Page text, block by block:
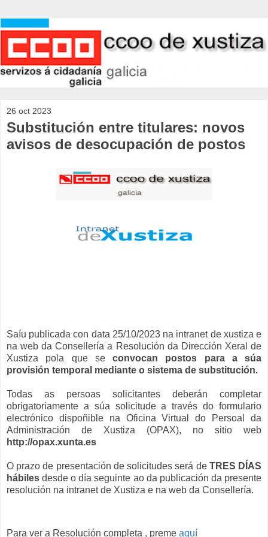
26 oct 2023
Substitución entre titulares: novos
avisos de desocupación de postos
Saíu publicada con data 25/10/2023 na intranet de xustiza e
na web da Consellería a Resolución da Dirección Xeral de
Xustiza pola que se convocan postos para a súa
provisión temporal mediante o sistema de substitución.
Todas as persoas solicitantes deberán completar
obrigatoriamente a súa solicitude a través do formulario
electrónico dispoñible na Oficina Virtual do Persoal da
Administración de Xustiza (OPAX), no sitio web
http://opax.xunta.es
O prazo de presentación de solicitudes será deTRES DÍAS
hábilesdesde o día seguinte ao da publicación da presente
resolución na intranet de Xustiza e na web da Consellería.
Para ver a Resolución completa , preme aquí